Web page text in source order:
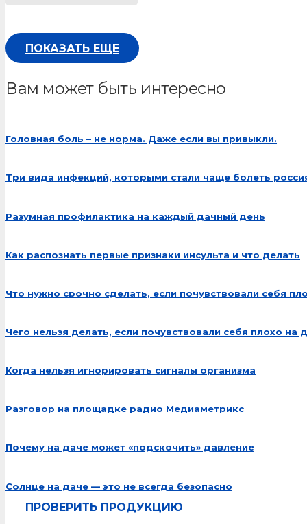
ПОКАЗАТЬ ЕЩЕ
Вам может быть интересно
Головная боль – не норма. Даже если вы привыкли.
Три вида инфекций, которыми стали чаще болеть
Разумная профилактика на каждый дачный день
Как распознать первые признаки инсульта и что делать
Что нужно срочно сделать, если почувствовали себя
Чего нельзя делать, если почувствовали себя плохо на
Когда нельзя игнорировать сигналы организма
Разговор на площадке радио Медиаметрикс
Почему на даче может «подскочить» давление
Солнце на даче — это не всегда безопасно
ПРОВЕРИТЬ ПРОДУКЦИЮ